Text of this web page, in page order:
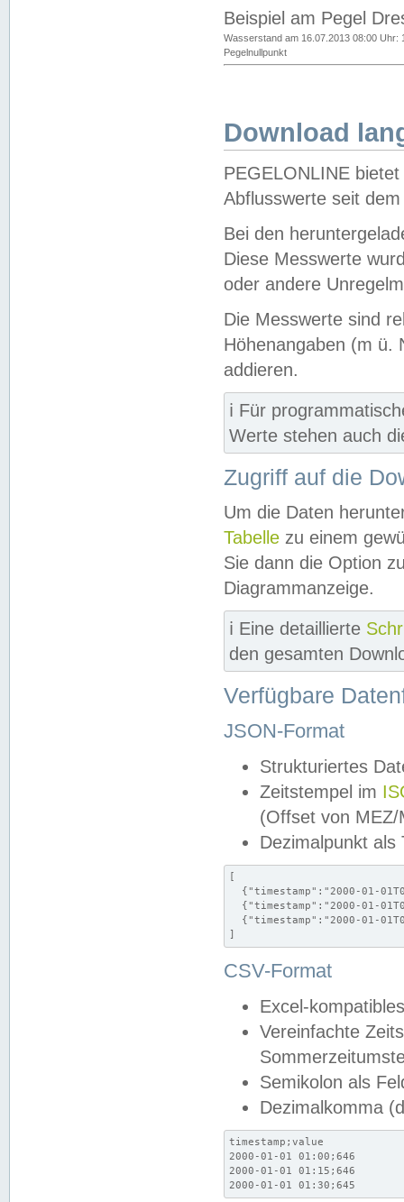
Beispiel am Pegel
Wasserstand am 16.07.2013 08:00 Uhr:
Pegelnullpunkt
Download
PEGELONLINE
Abflusswerte seit
Bei den
Diese Messwerte
oder andere
Die Messwerte sind
Höhenangaben (m ü.
addieren.
ℹ️ Für
Werte stehen auch
Zugriff auf die
Um die Daten
Tabelle zu einem
Sie dann die Option
Diagrammanzeige.
ℹ️ Eine detaillierte
den gesamten
Verfügbare
JSON-Format
Strukturiertes
Zeitstempel im
(Offset von MEZ/
Dezimalpunkt als
[
{"timestamp":"2000-01-
{"timestamp":"2000-01-
{"timestamp":"2000-01-
]
CSV-Format
Excel-
Vereinfachte
Semikolon als
Dezimalkomma
timestamp;value
2000-01-01 01:00;646
2000-01-01 01:15;646
2000-01-01 01:30;645